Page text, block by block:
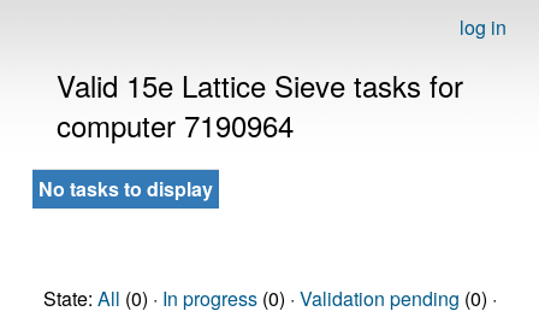
log in
Valid 15e Lattice Sieve tasks for
computer 7190964
No tasks to display
State: All (0) · In progress(0) · Validation pending (0) ·